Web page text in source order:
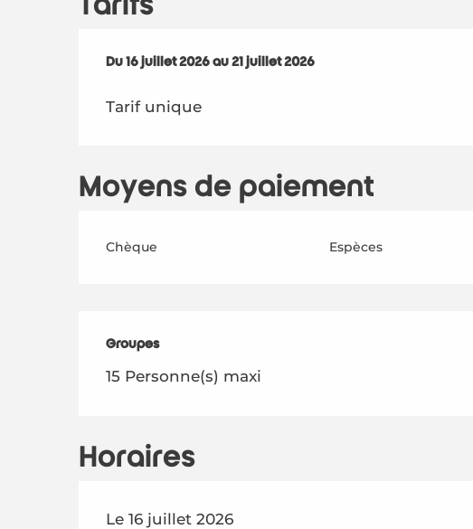
Du 16 juillet 2026au 21 juillet 2026
Du 16 juillet 2026au 21 juillet 2026
Tarif unique
Moyens de paiement
Chèque Espèces
Groupes
Groupes
15 Personne(s) maxi
Horaires
Le 16 juillet 2026